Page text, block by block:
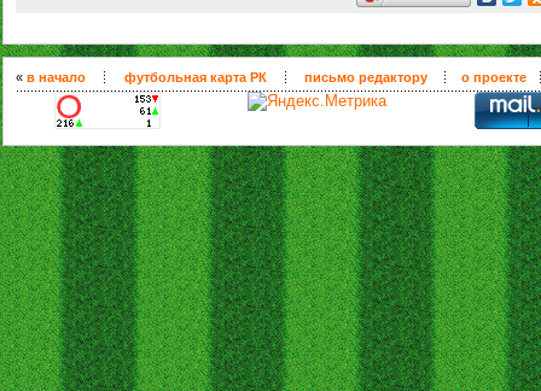
« в начало футбольная карта РК письмо редактору о проекте